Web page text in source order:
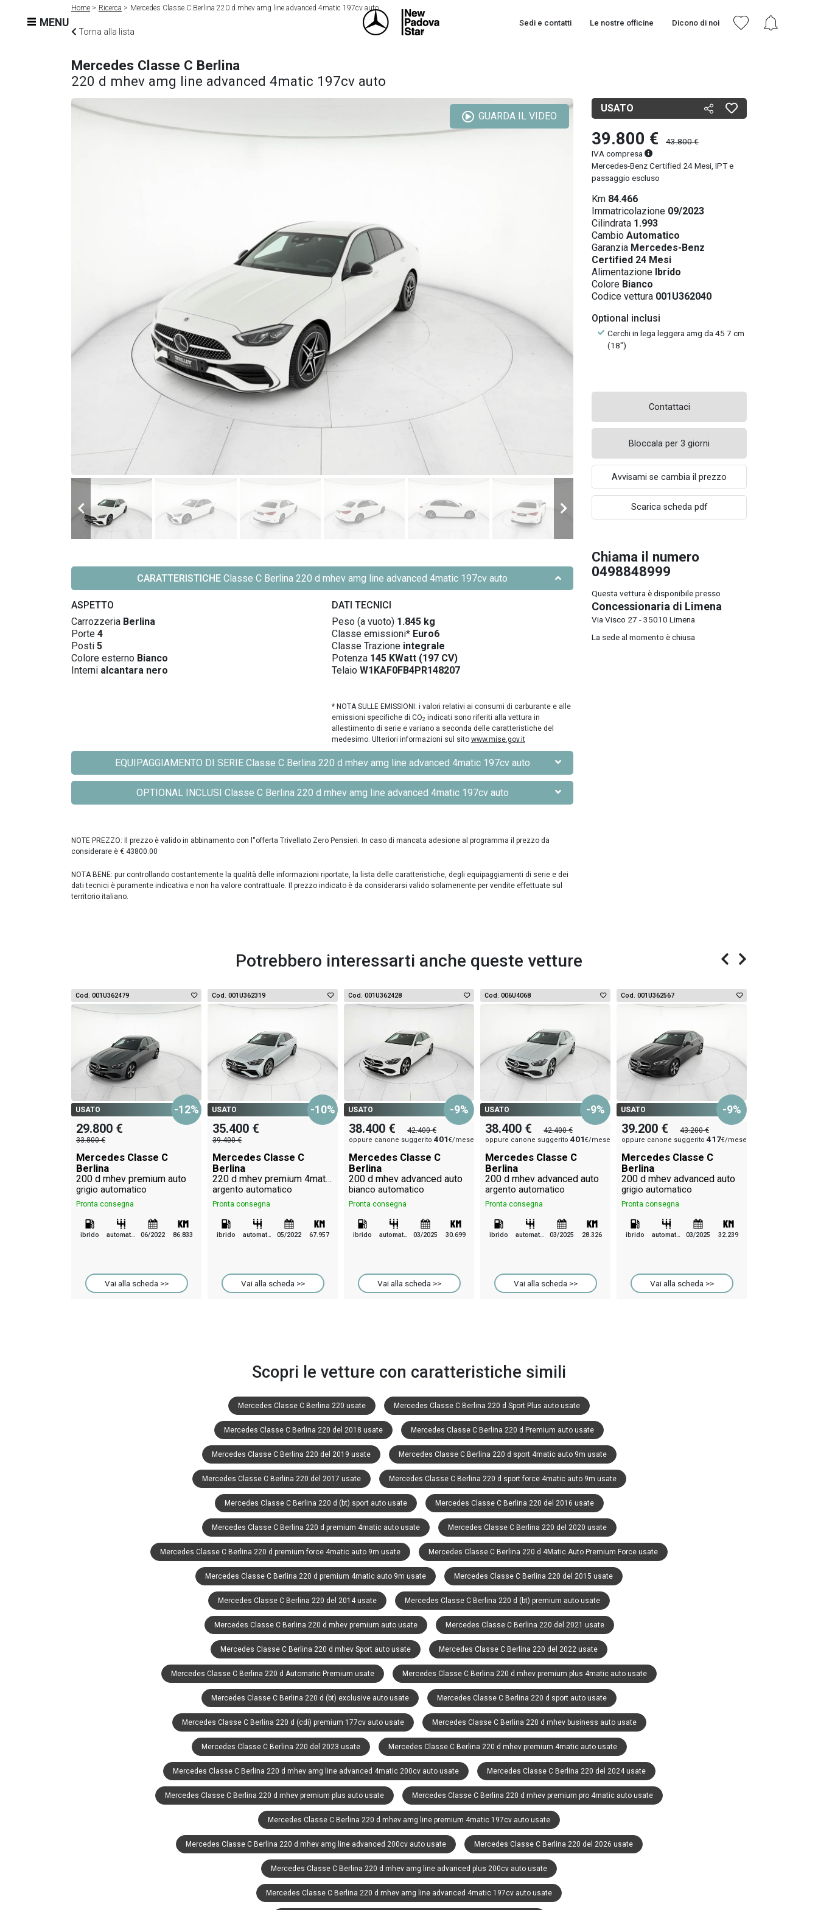
MENU Sedi e contatti Le nostre officine Dicono di noi
Home Ricerca Mercedes Classe C Berlina 220 d mhev amg line advanced 4matic 197cv auto
Torna alla lista
Mercedes Classe C Berlina
220 d mhev amg line advanced 4matic 197cv auto
GUARDA IL VIDEO
CARATTERISTICHE Classe C Berlina 220 d mhev amg line advanced 4matic 197cv auto
ASPETTO
Carrozzeria Berlina
Porte 4
Posti 5
Colore esterno Bianco
Interni alcantara nero
DATI TECNICI
Peso (a vuoto) 1.845 kg
Classe emissioni* Euro6
Classe Trazione integrale
Potenza 145 KWatt (197 CV)
Telaio W1KAF0FB4PR148207
* NOTA SULLE EMISSIONI: i valori relativi ai consumi di carburante e alle
emissioni specifiche di CO2 indicati sono riferiti alla vettura in
allestimento di serie e variano a seconda delle caratteristiche del
medesimo. Ulteriori informazioni sul sito www.mise.gov.it
EQUIPAGGIAMENTO DI SERIE Classe C Berlina 220 d mhev amg line advanced 4matic 197cv auto
OPTIONAL INCLUSI Classe C Berlina 220 d mhev amg line advanced 4matic 197cv auto
NOTE PREZZO: Il prezzo è valido in abbinamento con l''offerta Trivellato Zero Pensieri. In caso di mancata adesione al programma il prezzo da
considerare è € 43800.00
NOTA BENE: pur controllando costantemente la qualità delle informazioni riportate, la lista delle caratteristiche, degli equipaggiamenti di serie e dei
dati tecnici è puramente indicativa e non ha valore contrattuale. Il prezzo indicato è da considerarsi valido solamenente per vendite effettuate sul
territorio italiano.
USATO
39.800 €
43.800 €
IVA compresa
Mercedes-Benz Certified 24 Mesi, IPT e
passaggio escluso
Km 84.466
Immatricolazione 09/2023
Cilindrata 1.993
Cambio Automatico
Garanzia Mercedes-Benz
Certified 24 Mesi
Alimentazione Ibrido
Colore Bianco
Codice vettura 001U362040
Optional inclusi
Cerchi in lega leggera amg da 45 7 cm
(18")
Contattaci
Bloccala per 3 giorni
Avvisami se cambia il prezzo
Scarica scheda pdf
Chiama il numero
0498848999
Questa vettura è disponibile presso
Concessionaria di Limena
Via Visco 27 - 35010 Limena
La sede al momento è chiusa
Potrebbero interessarti anche queste vetture
Cod. 001U362479
USATO -12%
29.800 €
33.800 €
Mercedes Classe C
Berlina
200 d mhev premium auto
grigio automatico
Pronta consegna
ibrido automatico 06/2022 86.833
Vai alla scheda >>
Cod. 001U362319
USATO -10%
35.400 €
39.400 €
Mercedes Classe C
Berlina
220 d mhev premium 4matic auto
argento automatico
Pronta consegna
ibrido automatico 05/2022 67.957
Vai alla scheda >>
Cod. 001U362428
USATO -9%
38.400 € 42.400 €
oppure canone suggerito 401€/mese
Mercedes Classe C
Berlina
200 d mhev advanced auto
bianco automatico
Pronta consegna
ibrido automatico 03/2025 30.699
Vai alla scheda >>
Cod. 006U4068
USATO -9%
38.400 € 42.400 €
oppure canone suggerito 401€/mese
Mercedes Classe C
Berlina
200 d mhev advanced auto
argento automatico
Pronta consegna
ibrido automatico 03/2025 28.326
Vai alla scheda >>
Cod. 001U362567
USATO -9%
39.200 € 43.200 €
oppure canone suggerito 417€/mese
Mercedes Classe C
Berlina
200 d mhev advanced auto
grigio automatico
Pronta consegna
ibrido automatico 03/2025 32.239
Vai alla scheda >>
Scopri le vetture con caratteristiche simili
Mercedes Classe C Berlina 220 usate Mercedes Classe C Berlina 220 d Sport Plus auto usate
Mercedes Classe C Berlina 220 del 2018 usate Mercedes Classe C Berlina 220 d Premium auto usate
Mercedes Classe C Berlina 220 del 2019 usate Mercedes Classe C Berlina 220 d sport 4matic auto 9m usate
Mercedes Classe C Berlina 220 del 2017 usate Mercedes Classe C Berlina 220 d sport force 4matic auto 9m usate
Mercedes Classe C Berlina 220 d (bt) sport auto usate Mercedes Classe C Berlina 220 del 2016 usate
Mercedes Classe C Berlina 220 d premium 4matic auto usate Mercedes Classe C Berlina 220 del 2020 usate
Mercedes Classe C Berlina 220 d premium force 4matic auto 9m usate Mercedes Classe C Berlina 220 d 4Matic Auto Premium Force usate
Mercedes Classe C Berlina 220 d premium 4matic auto 9m usate Mercedes Classe C Berlina 220 del 2015 usate
Mercedes Classe C Berlina 220 del 2014 usate Mercedes Classe C Berlina 220 d (bt) premium auto usate
Mercedes Classe C Berlina 220 d mhev premium auto usate Mercedes Classe C Berlina 220 del 2021 usate
Mercedes Classe C Berlina 220 d mhev Sport auto usate Mercedes Classe C Berlina 220 del 2022 usate
Mercedes Classe C Berlina 220 d Automatic Premium usate Mercedes Classe C Berlina 220 d mhev premium plus 4matic auto usate
Mercedes Classe C Berlina 220 d (bt) exclusive auto usate Mercedes Classe C Berlina 220 d sport auto usate
Mercedes Classe C Berlina 220 d (cdi) premium 177cv auto usate Mercedes Classe C Berlina 220 d mhev business auto usate
Mercedes Classe C Berlina 220 del 2023 usate Mercedes Classe C Berlina 220 d mhev premium 4matic auto usate
Mercedes Classe C Berlina 220 d mhev amg line advanced 4matic 200cv auto usate Mercedes Classe C Berlina 220 del 2024 usate
Mercedes Classe C Berlina 220 d mhev premium plus auto usate Mercedes Classe C Berlina 220 d mhev premium pro 4matic auto usate
Mercedes Classe C Berlina 220 d mhev amg line premium 4matic 197cv auto usate
Mercedes Classe C Berlina 220 d mhev amg line advanced 200cv auto usate Mercedes Classe C Berlina 220 del 2026 usate
Mercedes Classe C Berlina 220 d mhev amg line advanced plus 200cv auto usate
Mercedes Classe C Berlina 220 d mhev amg line advanced 4matic 197cv auto usate